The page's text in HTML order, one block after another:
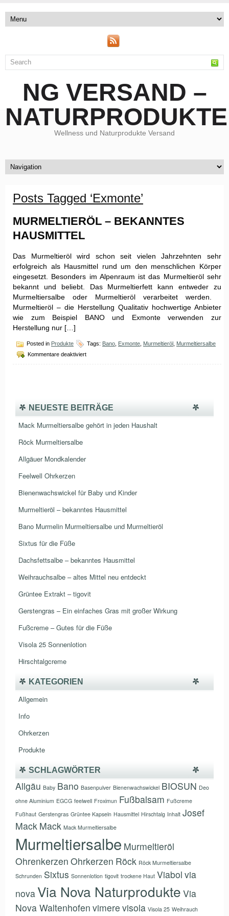
NG VERSAND –
NATURPRODUKTE
Wellness und Naturprodukte Versand
Posts Tagged ‘Exmonte’
MURMELTIERÖL – BEKANNTES
HAUSMITTEL
Das Murmeltieröl wird schon seit vielen Jahrzehnten sehr
erfolgreich als Hausmittel rund um den menschlichen Körper
eingesetzt. Besonders im Alpenraum ist das Murmeltieröl sehr
bekannt und beliebt. Das Murmeltierfett kann entweder zu
Murmeltiersalbe oder Murmeltieröl verarbeitet werden.
Murmeltieröl – die Herstellung Qualitativ hochwertige Anbieter
wie zum Beispiel BANO und Exmonte verwenden zur
Herstellung nur […]
Posted in Produkte Tags: Bano Exmonte Murmeltieröl Murmeltiersalbe
Kommentare deaktiviertfür
NEUESTE BEITRÄGE
Mack Murmeltiersalbe gehört in jeden Haushalt
Röck Murmeltiersalbe
Allgäuer Mondkalender
Feelwell Ohrkerzen
Bienenwachswickel für Baby und Kinder
Murmeltieröl – bekanntes Hausmittel
Bano Murmelin Murmeltiersalbe und Murmeltieröl
Sixtus für die Füße
Dachsfettsalbe – bekanntes Hausmittel
Weihrauchsalbe – altes Mittel neu entdeckt
Grüntee Extrakt – tigovit
Gerstengras – Ein einfaches Gras mit großer Wirkung
Fußcreme – Gutes für die Füße
Visola 25 Sonnenlotion
Hirschtalgcreme
KATEGORIEN
Allgemein
Info
Ohrkerzen
Produkte
SCHLAGWÖRTER
Allgäu Baby Bano Basenpulver Bienenwachswickel BIOSUN Deo
ohne Aluminium EGCG feelwell Froximun Fußbalsam Fußcreme
Fußhaut Gerstengras Grüntee Kapseln Hausmittel Hirschtalg Inhalt Josef
Mack Mack Mack Murmeltiersalbe
Murmeltiersalbe Murmeltieröl
Ohrenkerzen Ohrkerzen Röck Röck Murmeltiersalbe
Schrunden Sixtus Sonnenlotion tigovit trockene Haut Viabol via
nova Via Nova Naturprodukte Via
Nova Waltenhofen vimere visola Visola 25 Weihrauch